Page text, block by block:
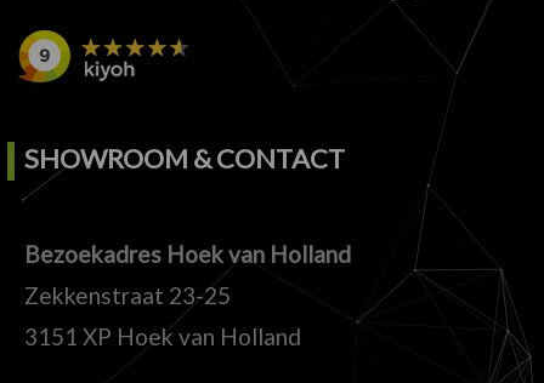
SHOWROOM & CONTACT
Bezoekadres Hoek van Holland
Zekkenstraat 23-25
3151 XP Hoek van Holland